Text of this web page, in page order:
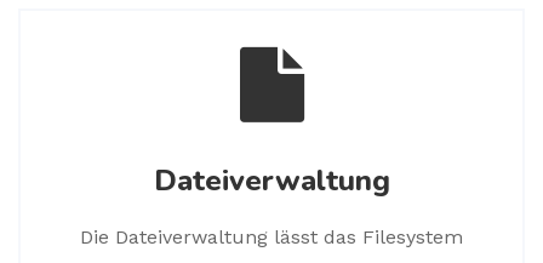
Dateiverwaltung
Die Dateiverwaltung lässt das Filesystem